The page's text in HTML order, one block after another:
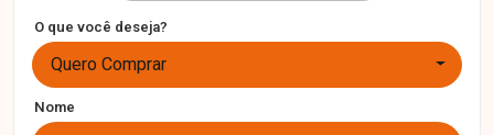
O que você deseja?
Quero Comprar
Nome